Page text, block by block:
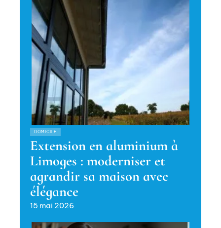
DOMICILE
Extension en aluminium à
Limoges : moderniser et
agrandir sa maison avec
élégance
15 mai 2026